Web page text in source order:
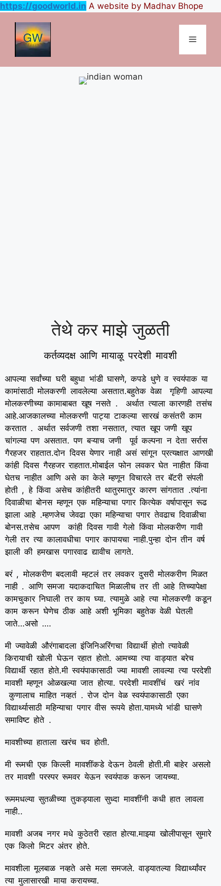
https://goodworld.in A website by Madhav Bhope
तेथे कर माझे जुळती
कर्तव्यदक्ष आणि मायाळू परदेशी मावशी
आपल्या सर्वांच्या घरी बहुधा भांडी घासणे, कपडे धुणे व स्वयंपाक या
कामांसाठी मोलकरणी लावलेल्या असतात.बहुतेक वेळा गृहिणी आपल्या
मोलकरणीच्या कामाबाबत खूष नसते . अर्थात त्याला कारणही तसंच
आहे.आजकालच्या मोलकरणी पाट्या टाकल्या सारखं कसंतरी काम
करतात . अर्थात सर्वजणी तशा नसतात, त्यात खूप जणी खूप
चांगल्या पण असतात. पण बऱ्याच जणी पूर्व कल्पना न देता सर्रास
गैरहजर राहतात.दोन दिवस येणार नाही असं सांगून प्रत्यक्षात आणखी
कांही दिवस गैरहजर राहतात.मोबाईल फोन लवकर घेत नाहीत किंवा
घेतच नाहीत आणि असे का केले म्हणून विचारले तर बॅटरी संपली
होती , हे किंवा असेच कांहीतरी थातुरमातुर कारण सांगतात .त्यांना
दिवाळीचा बोनस म्हणून एक महिन्याचा पगार कित्येक वर्षापासून रूढ
झाला आहे .म्हणजेच जेवढा एका महिन्याचा पगार तेवढाच दिवाळीचा
बोनस.तसेच आपण कांही दिवस गावी गेलो किंवा मोलकरीण गावी
गेली तर त्या कालावधीचा पगार कापायचा नाही.पुन्हा दोन तीन वर्ष
झाली की हमखास पगारवाढ द्यावीच लागते.
बरं , मोलकरीण बदलावी म्हटलं तर लवकर दुसरी मोलकरीण मिळत
नाही . आणि समजा यदाकदाचित मिळालीच तर ती आहे तिच्यापेक्षा
कामचुकार निघाली तर काय घ्या. त्यामुळे आहे त्या मोलकरणी कडून
काम करून घेणेच ठीक आहे अशी भूमिका बहुतेक वेळी घेतली
जाते…असो ….
मी ज्यावेळी औरंगाबादला इंजिनिअरिंगचा विद्यार्थी होतो त्यावेळी
किरायाची खोली घेऊन रहात होतो. आमच्या त्या वाड्यात बरेच
विद्यार्थी रहात होते.मी स्वयंपाकासाठी ज्या मावशी लावल्या त्या परदेशी
मावशी म्हणून ओळखल्या जात होत्या. परदेशी मावशींचं खरं नांव
कुणालाच माहित नव्हतं . रोज दोन वेळ स्वयंपाकासाठी एका
विद्यार्थ्यासाठी महिन्याचा पगार वीस रूपये होता.यामध्ये भांडी घासणे
समाविष्ट होते .
मावशीच्या हाताला खरंच चव होती.
मी रूमची एक किल्ली मावशींकडे देऊन ठेवली होती.मी बाहेर असलो
तर मावशी परस्पर रूमवर येऊन स्वयंपाक करून जायच्या.
रूममधल्या सुतळीच्या तुकड्याला सुध्दा मावशींनी कधी हात लावला
नाही..
मावशी अजब नगर मधे कुठेतरी रहात होत्या.माझ्या खोलीपासून सुमारे
एक किलो मिटर अंतर होते.
मावशीला मूलबाळ नव्हते असे मला समजले. वाड्यातल्या विद्यार्थ्यांवर
त्या मुलासारखी माया करायच्या.